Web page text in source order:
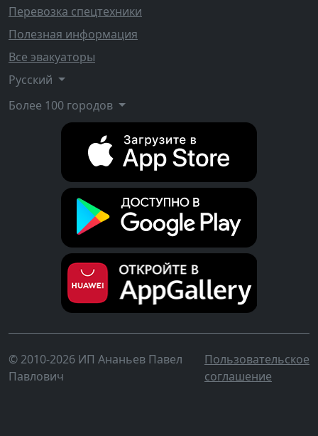
Перевозка спецтехники
Полезная информация
Все эвакуаторы
Русский
Более 100 городов
© 2010-2026 ИП Ананьев Павел
Павлович
Пользовательское
соглашение